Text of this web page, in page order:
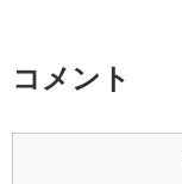
コメント